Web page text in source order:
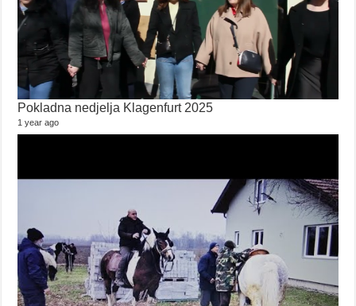
Pokladna nedjelja Klagenfurt 2025
1 year ago